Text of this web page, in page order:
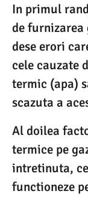
In primul
de furnizarea
dese erori
cele cauzate
termic (apa)
scazuta a
Al doilea
termice pe
intretinuta,
functioneze